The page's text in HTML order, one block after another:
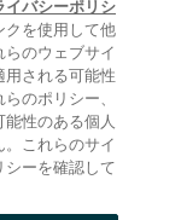
FacebookTwitter
ALL
イバシーポリシ
クを使用して他
のウェブサイ
用される可能性
のポリシー、
性のある個人
これらのサイ
シーを確認して